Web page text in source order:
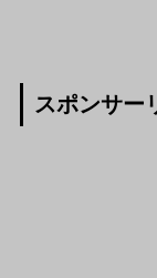
スポンサー